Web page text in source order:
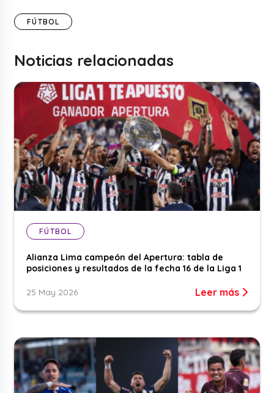
FÚTBOL
Noticias relacionadas
FÚTBOL
Alianza Lima campeón del Apertura: tabla de
posiciones y resultados de la fecha 16 de la Liga 1
25 May 2026 Leer más